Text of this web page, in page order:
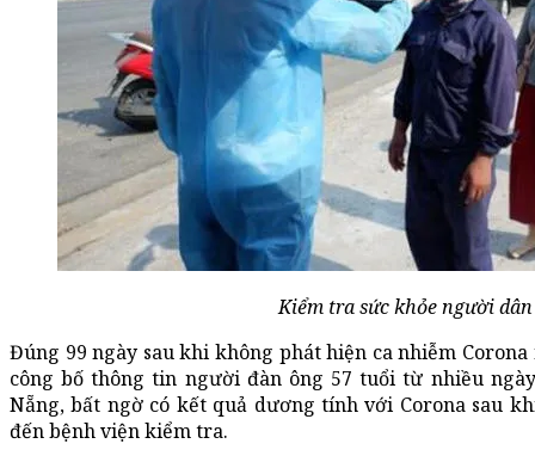
Kiểm tra sức khỏe người
Đúng 99 ngày sau khi không phát hiện ca nhiễm
công bố thông tin người đàn ông 57 tuổi từ nhiều
Nẵng, bất ngờ có kết quả dương tính với Corona sau
đến bệnh viện kiểm tra.